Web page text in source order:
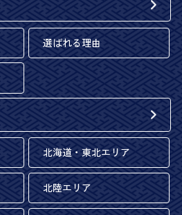
選ばれる理由
北海道・東北エリア
北陸エリア